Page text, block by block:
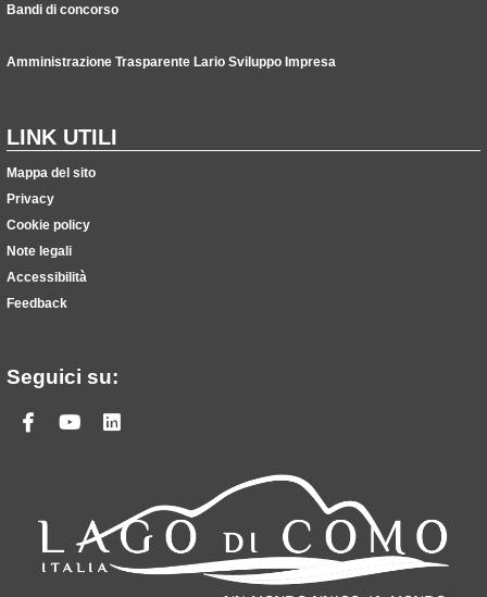
Bandi di concorso
Amministrazione Trasparente Lario Sviluppo Impresa
LINK UTILI
Mappa del sito
Privacy
Cookie policy
Note legali
Accessibilità
Feedback
Seguici su:
Facebook
Youtube